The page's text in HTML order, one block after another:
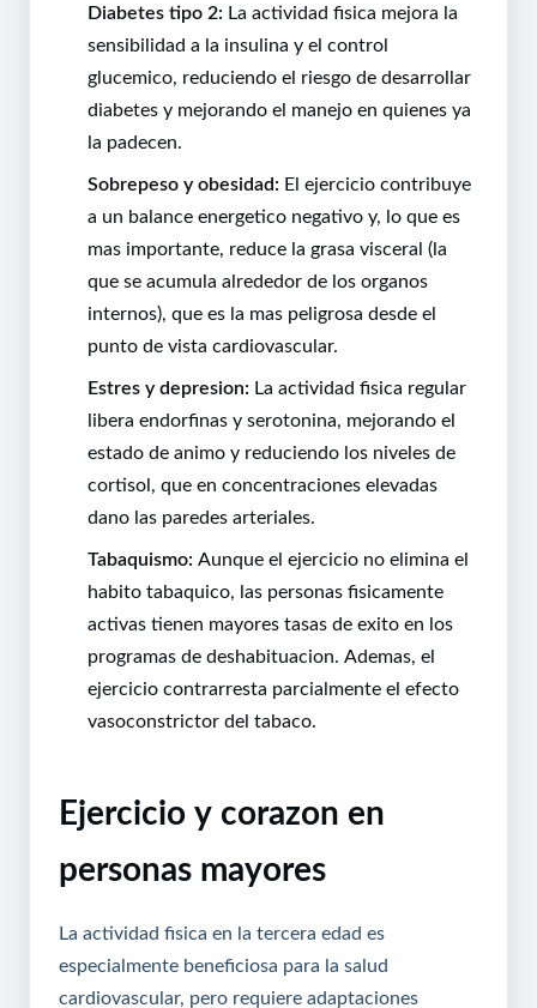
Diabetes tipo 2: La actividad fisica mejora la
sensibilidad a la insulina y el control
glucemico, reduciendo el riesgo de desarrollar
diabetes y mejorando el manejo en quienes ya
la padecen.
Sobrepeso y obesidad: El ejercicio contribuye
a un balance energetico negativo y, lo que es
mas importante, reduce la grasa visceral (la
que se acumula alrededor de los organos
internos), que es la mas peligrosa desde el
punto de vista cardiovascular.
Estres y depresion: La actividad fisica regular
libera endorfinas y serotonina, mejorando el
estado de animo y reduciendo los niveles de
cortisol, que en concentraciones elevadas
dano las paredes arteriales.
Tabaquismo: Aunque el ejercicio no elimina el
habito tabaquico, las personas fisicamente
activas tienen mayores tasas de exito en los
programas de deshabituacion. Ademas, el
ejercicio contrarresta parcialmente el efecto
vasoconstrictor del tabaco.
Ejercicio y corazon en
personas mayores
La actividad fisica en la tercera edad es
especialmente beneficiosa para la salud
cardiovascular, pero requiere adaptaciones